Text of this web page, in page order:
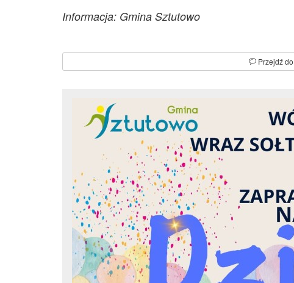
Informacja: Gmina Sztutowo
Przejdź